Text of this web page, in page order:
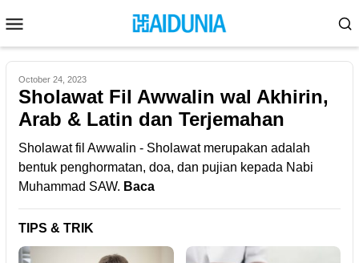
to
contentMenu
October 24, 2023
Sholawat Fil Awwalin wal Akhirin,
Arab & Latin dan Terjemahan
Sholawat fil Awwalin - Sholawat merupakan adalah
bentuk penghormatan, doa, dan pujian kepada Nabi
Muhammad SAW. Baca
TIPS & TRIK